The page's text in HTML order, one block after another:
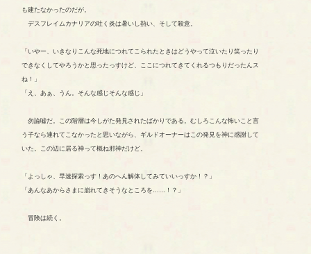
も建たなかったのだが。
デスフレイムカナリアの吐く炎は暑いし熱い、そして殺意。
「いやー、いきなりこんな死地につれてこられたときはどうやって泣いたり笑ったり
できなくしてやろうかと思ったっすけど、ここにつれてきてくれるつもりだったんス
ね！」
「え、あぁ、うん。そんな感じそんな感じ」
勿論嘘だ。この階層は今しがた発見されたばかりである。むしろこんな怖いこと言
う子なら連れてこなかったと思いながら、ギルドオーナーはこの発見を神に感謝して
いた。この辺に居る神って概ね邪神だけど。
「よっしゃ、早速探索っす！あのへん解体してみていいっすか！？」
「あんなあからさまに崩れてきそうなところを……！？」
冒険は続く。